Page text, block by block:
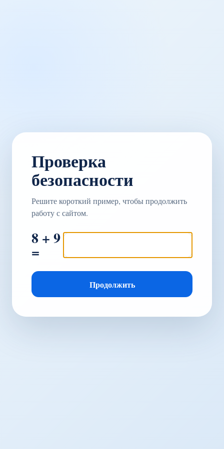
Проверка
безопасности
Решите короткий пример, чтобы продолжить
работу с сайтом.
8 + 9
=
Продолжить